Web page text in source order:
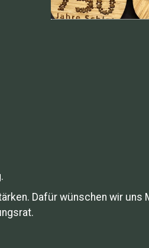
Dafür wünschen wir uns